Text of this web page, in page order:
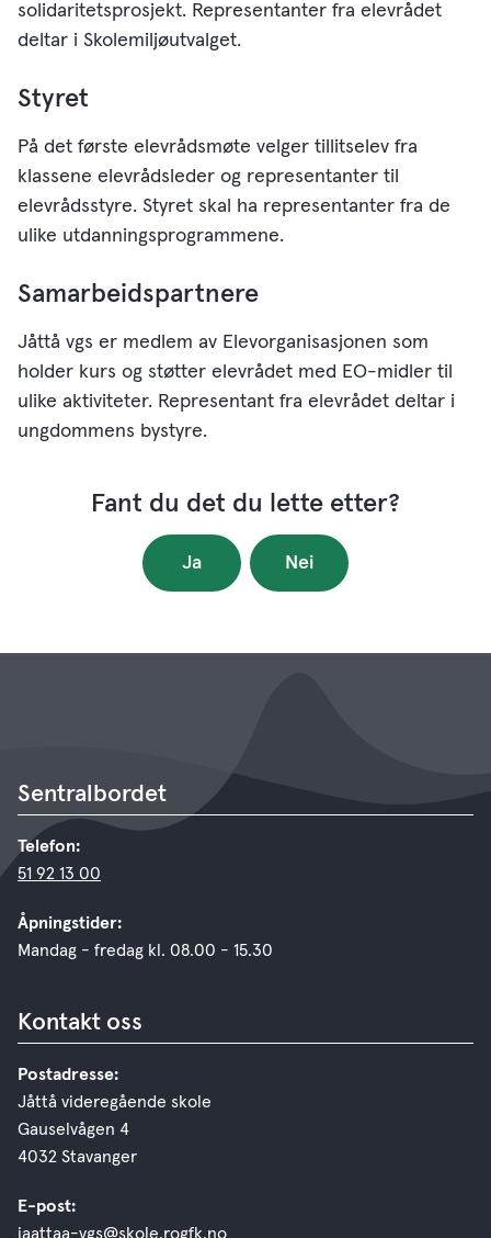
solidaritetsprosjekt. Representanter fra elevrådet
deltar i Skolemiljøutvalget.
Styret
På det første elevrådsmøte velger tillitselev fra
klassene elevrådsleder og representanter til
elevrådsstyre. Styret skal ha representanter fra de
ulike utdanningsprogrammene.
Samarbeidspartnere
Jåttå vgs er medlem av Elevorganisasjonen som
holder kurs og støtter elevrådet med EO-midler til
ulike aktiviteter. Representant fra elevrådet deltar i
ungdommens bystyre.
Fant du det du lette etter?
Ja Nei
Sentralbordet
Telefon:
51 92 13 00
Åpningstider:
Mandag - fredag kl. 08.00 - 15.30
Kontakt oss
Postadresse:
Jåttå videregående skole
Gauselvågen 4
4032 Stavanger
E-post:
jaattaa-vgs@skole.rogfk.no